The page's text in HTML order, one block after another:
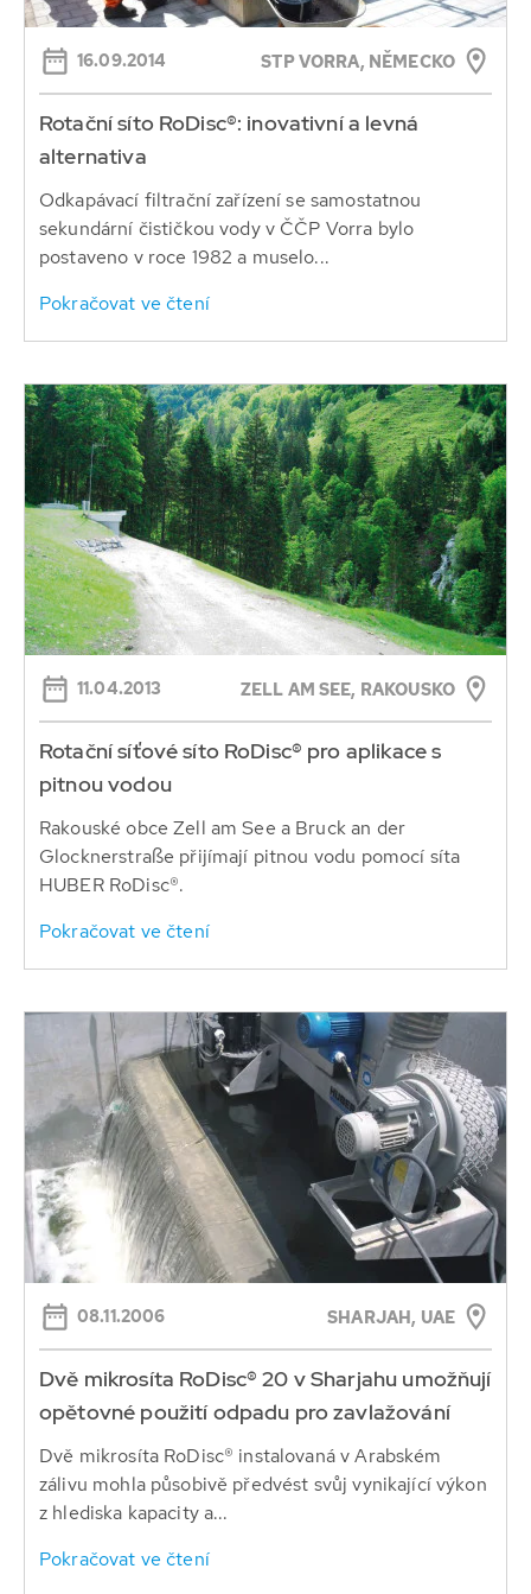
16.09.2014 STP VORRA, NĚMECKO
Rotační síto RoDisc®: inovativní a levná
alternativa
Odkapávací filtrační zařízení se samostatnou
sekundární čističkou vody v ČČP Vorra bylo
postaveno v roce 1982 a muselo...
Pokračovat ve čtení
11.04.2013 ZELL AM SEE, RAKOUSKO
Rotační síťové síto RoDisc® pro aplikace s
pitnou vodou
Rakouské obce Zell am See a Bruck an der
Glocknerstraße přijímají pitnou vodu pomocí síta
HUBER RoDisc®.
Pokračovat ve čtení
08.11.2006 SHARJAH, UAE
Dvě mikrosíta RoDisc® 20 v Sharjahu umožňují
opětovné použití odpadu pro zavlažování
Dvě mikrosíta RoDisc® instalovaná v Arabském
zálivu mohla působivě předvést svůj vynikající výkon
z hlediska kapacity a...
Pokračovat ve čtení